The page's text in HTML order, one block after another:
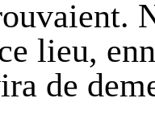
lieu,
de